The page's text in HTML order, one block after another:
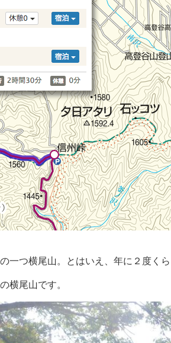
一つ横尾山。とはいえ、年に２度く
横尾山です。